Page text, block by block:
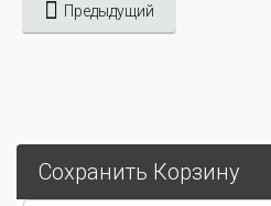
Предыдущий
Сохранить Корзину